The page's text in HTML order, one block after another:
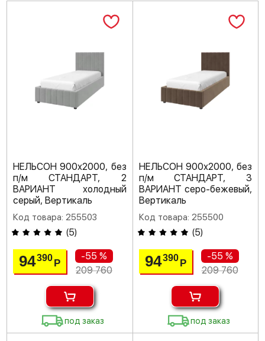
НЕЛЬСОН 900х2000, без
п/м СТАНДАРТ, 2
ВАРИАНТ холодный
серый, Вертикаль
Код товара: 255503
(5)
94390Р
-55 %
209 760
под заказ
НЕЛЬСОН 900х2000, без
п/м СТАНДАРТ, 3
ВАРИАНТ серо-бежевый,
Вертикаль
Код товара: 255500
(5)
94390 Р
-55 %
209 760
под заказ